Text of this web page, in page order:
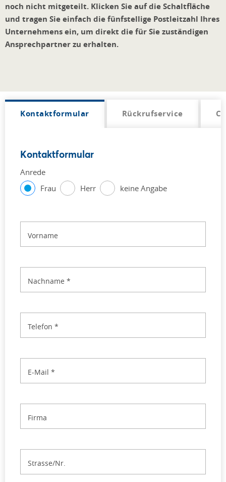
noch nicht mitgeteilt. Klicken Sie auf die Schaltfläche
und tragen Sie einfach die fünfstellige Postleitzahl Ihres
Unternehmens ein, um direkt die für Sie zuständigen
Ansprechpartner zu erhalten.
Kontaktformular Rückrufservice
Kontaktformular
Anrede
Frau
Herr keine Angabe
Vorname
Nachname *
Telefon *
E-Mail *
Firma
Strasse/Nr.